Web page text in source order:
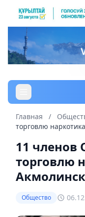
Главная /
торговлю
11 членов
торговлю
Общество